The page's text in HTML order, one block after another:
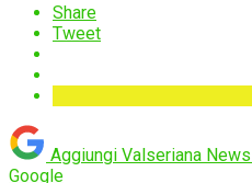
Share
Tweet
Aggiungi Valseriana
Google